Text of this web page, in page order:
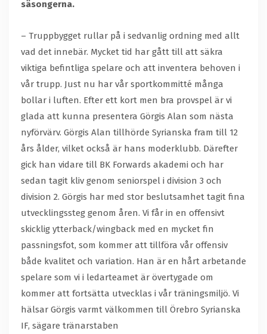
säsongerna.
– Truppbygget rullar på i sedvanlig ordning med allt
vad det innebär. Mycket tid har gått till att säkra
viktiga befintliga spelare och att inventera behoven i
vår trupp. Just nu har vår sportkommitté många
bollar i luften. Efter ett kort men bra provspel är vi
glada att kunna presentera Görgis Alan som nästa
nyförvärv. Görgis Alan tillhörde Syrianska fram till 12
års ålder, vilket också är hans moderklubb. Därefter
gick han vidare till BK Forwards akademi och har
sedan tagit kliv genom seniorspel i division 3 och
division 2. Görgis har med stor beslutsamhet tagit fina
utvecklingssteg genom åren. Vi får in en offensivt
skicklig ytterback/wingback med en mycket fin
passningsfot, som kommer att tillföra vår offensiv
både kvalitet och variation. Han är en hårt arbetande
spelare som vi i ledarteamet är övertygade om
kommer att fortsätta utvecklas i vår träningsmiljö. Vi
hälsar Görgis varmt välkommen till Örebro Syrianska
IF, sägare tränarstaben